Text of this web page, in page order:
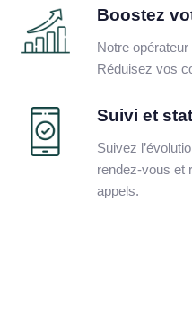
Boostez
Notre
Réduisez vos
Suivi et
Suivez
rendez-vous et
appels.